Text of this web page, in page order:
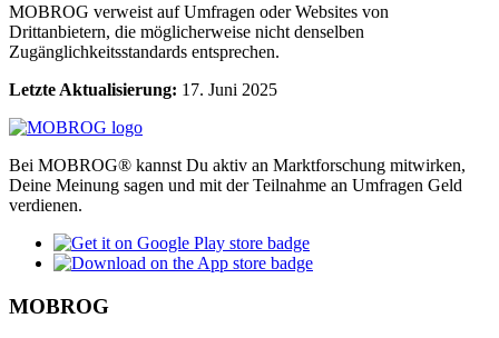
MOBROG verweist auf Umfragen oder Websites von
Drittanbietern, die möglicherweise nicht denselben
Zugänglichkeitsstandards entsprechen.
Letzte Aktualisierung: 17. Juni 2025
Bei MOBROG® kannst Du aktiv an Marktforschung mitwirken,
Deine Meinung sagen und mit der Teilnahme an Umfragen Geld
verdienen.
MOBROG